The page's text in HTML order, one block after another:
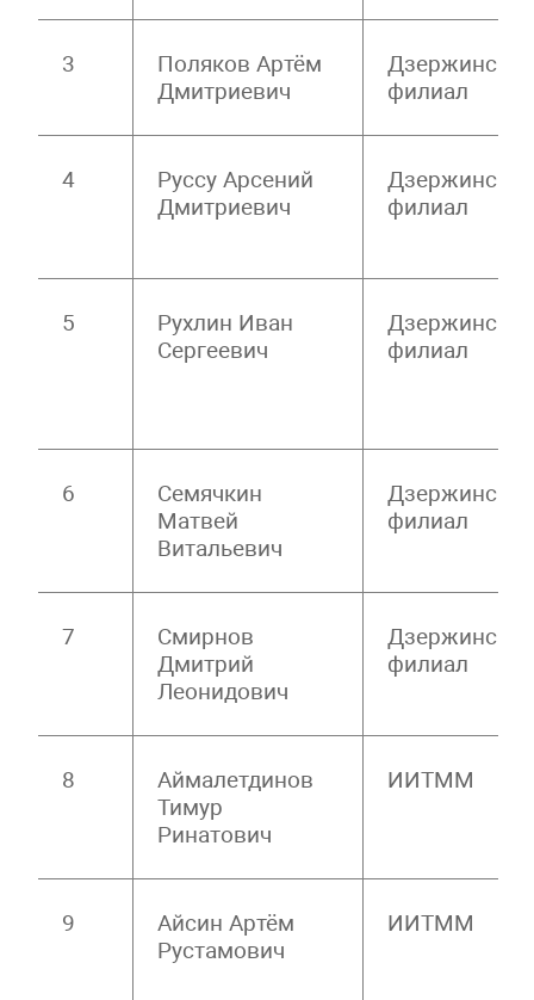
3
Поляков Артём
Дмитриевич
Дзержинский
филиал
4
Руссу Арсений
Дмитриевич
Дзержинский
филиал
5
Рухлин Иван
Сергеевич
Дзержинский
филиал
6
Семячкин
Матвей
Витальевич
Дзержинский
филиал
7
Смирнов
Дмитрий
Леонидович
Дзержинский
филиал
8
Аймалетдинов
Тимур
Ринатович
ИИТММ
9
Айсин Артём
Рустамович
ИИТММ